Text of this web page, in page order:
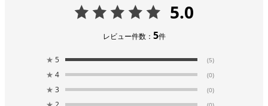
5.0
レビュー件数： 5件
★ 5 (5)
★ 4 (0)
★ 3 (0)